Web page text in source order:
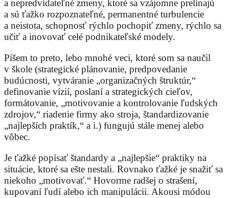
a nepredvídateľné zmeny, ktoré sa vzájomne prelínajú
a sú ťažko rozpoznateľné, permanentné turbulencie
a neistota, schopnosť rýchlo pochopiť zmeny, rýchlo sa
učiť a inovovať celé podnikateľské modely.
Píšem to preto, lebo mnohé veci, ktoré som sa naučil
v škole (strategické plánovanie, predpovedanie
budúcnosti, vytváranie „organizačných štruktúr,“
definovanie vízií, poslaní a strategických cieľov,
formátovanie, „motivovanie a kontrolovanie ľudských
zdrojov,“ riadenie firmy ako stroja, štandardizovanie
„najlepších praktík,“ a i.) fungujú stále menej alebo
vôbec.
Je ťažké popísať štandardy a „najlepšie“ praktiky na
situácie, ktoré sa ešte nestali. Rovnako ťažké je snažiť sa
niekoho „motivovať.“ Hovorme radšej o strašení,
kupovaní ľudí alebo ich manipulácii. Akousi módou